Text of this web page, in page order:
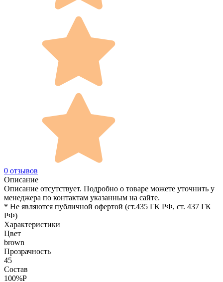
0 отзывов
Описание
Описание отсутствует. Подробно о товаре можете уточнить у
менеджера по контактам указанным на сайте.
* Не являются публичной офертой (ст.435 ГК РФ, cт. 437 ГК
РФ)
Характеристики
Цвет
brown
Прозрачность
45
Состав
100%P